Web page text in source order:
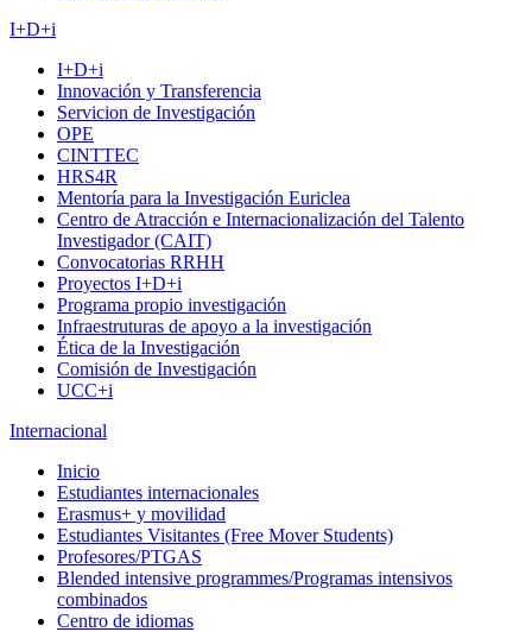
I+D+i
I+D+i
Innovación y Transferencia
Servicion de Investigación
OPE
CINTTEC
HRS4R
Mentoría para la Investigación Euriclea
Centro de Atracción e Internacionalización del Talento
Investigador (CAIT)
Convocatorias RRHH
Proyectos I+D+i
Programa propio investigación
Infraestruturas de apoyo a la investigación
Ética de la Investigación
Comisión de Investigación
UCC+i
Internacional
Inicio
Estudiantes internacionales
Erasmus+ y movilidad
Estudiantes Visitantes (Free Mover Students)
Profesores/PTGAS
Blended intensive programmes/Programas intensivos
combinados
Centro de idiomas